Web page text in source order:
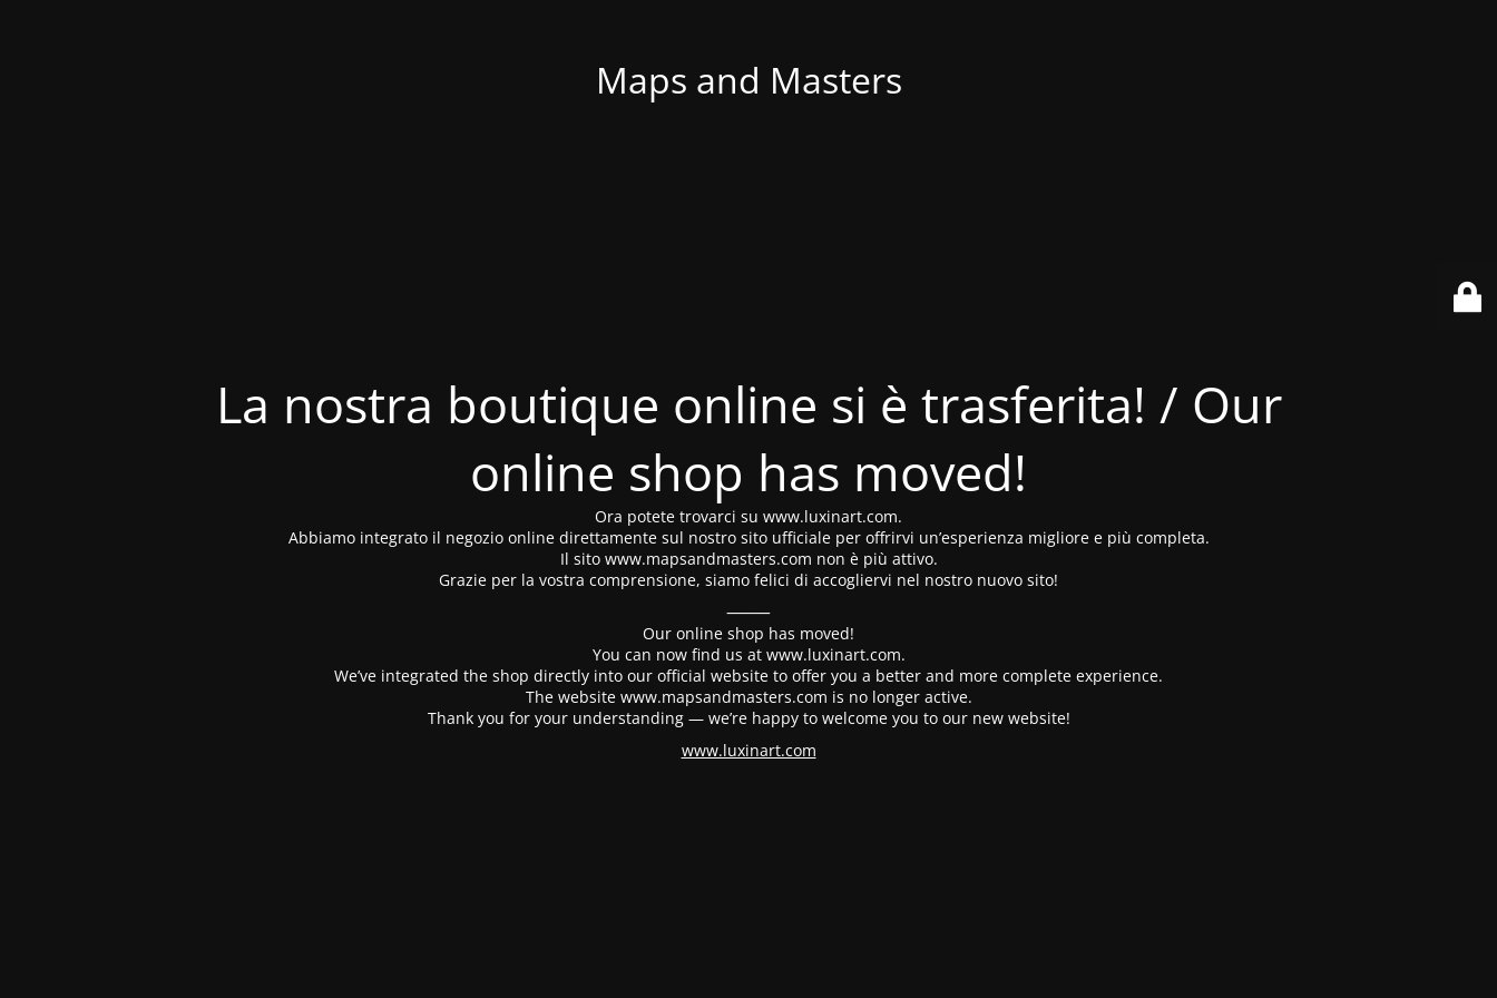
Maps and Masters
La nostra boutique online si è trasferita! / Our
online shop has moved!
Ora potete trovarci su www.luxinart.com.
Abbiamo integrato il negozio online direttamente sul nostro sito ufficiale per offrirvi un’esperienza migliore e più completa.
Il sito www.mapsandmasters.com non è più attivo.
Grazie per la vostra comprensione, siamo felici di accogliervi nel nostro nuovo sito!
⸻
Our online shop has moved!
You can now find us at www.luxinart.com.
We’ve integrated the shop directly into our official website to offer you a better and more complete experience.
The website www.mapsandmasters.com is no longer active.
Thank you for your understanding — we’re happy to welcome you to our new website!
www.luxinart.com